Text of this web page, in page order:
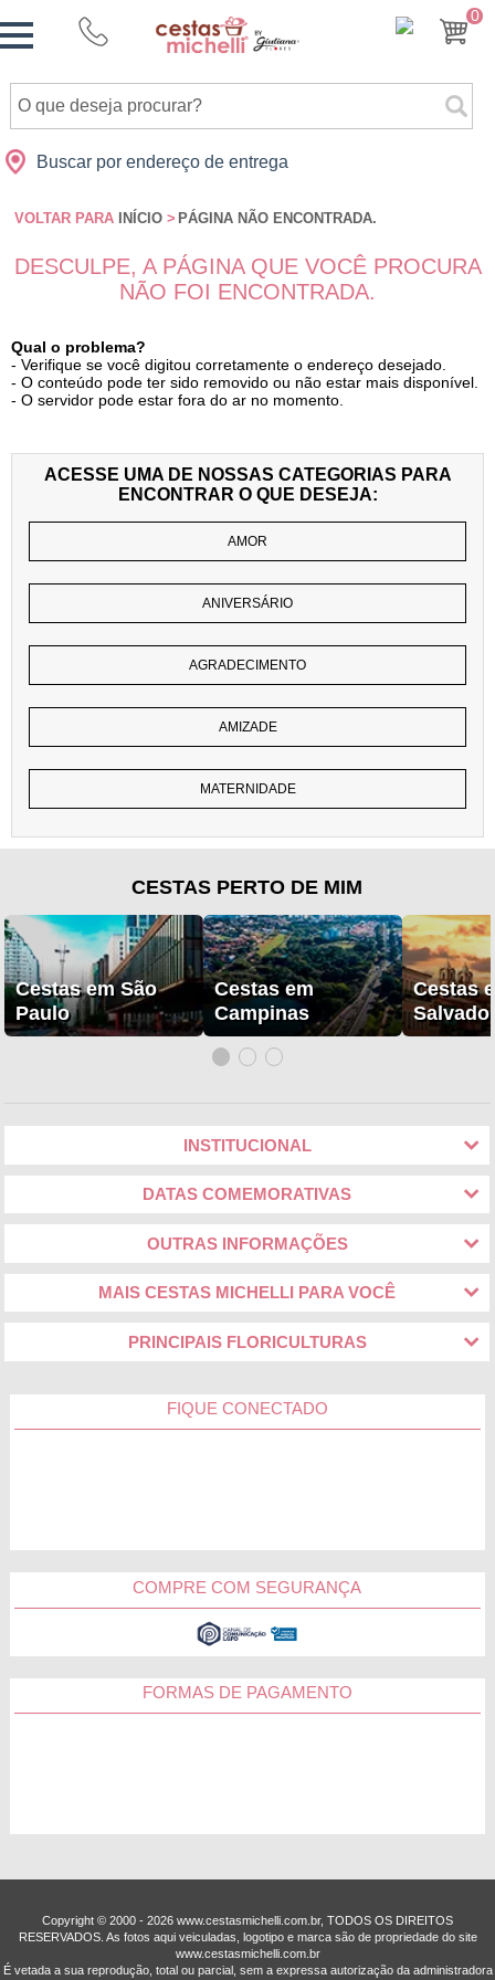
0
Buscar por endereço de entrega
Cidades Presentes Shopping
Monte
sua
Cesta
VOLTAR PARA INÍCIO > PÁGINA NÃO ENCONTRADA.
DESCULPE, A PÁGINA QUE VOCÊ PROCURA
NÃO FOI ENCONTRADA.
Qual o problema?
- Verifique se você digitou corretamente o endereço desejado.
- O conteúdo pode ter sido removido ou não estar mais disponível.
- O servidor pode estar fora do ar no momento.
ACESSE UMA DE NOSSAS CATEGORIAS PARA
ENCONTRAR O QUE DESEJA:
AMOR
ANIVERSÁRIO
AGRADECIMENTO
AMIZADE
MATERNIDADE
CESTAS PERTO DE MIM
Cestas em São
Paulo
Cestas em
Campinas
Cestas
INSTITUCIONAL
DATAS COMEMORATIVAS
OUTRAS INFORMAÇÕES
MAIS CESTAS MICHELLI PARA VOCÊ
PRINCIPAIS FLORICULTURAS
FIQUE CONECTADO
COMPRE COM SEGURANÇA
FORMAS DE PAGAMENTO
Copyright © 2000 - ­2026 www.cestasmichelli.com.br, TODOS OS DIREITOS
RESERVADOS. As fotos aqui veiculadas, logotipo e marca são de propriedade do site
www.cestasmichelli.com.br
É vetada a sua reprodução, total ou parcial, sem a expressa autorização da administradora